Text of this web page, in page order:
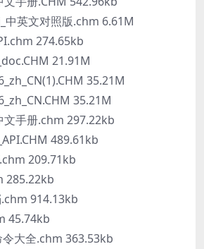
英文对照版.chm 6.61M
274.65kb
21.91M
35.21M
35.21M
手册.chm 297.22kb
489.61kb
209.71kb
285.22kb
914.13kb
45.74kb
大全.chm 363.53kb